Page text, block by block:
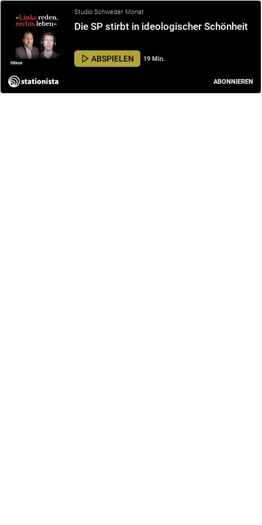
Studio Schweizer Monat
Die SP stirbt in ideologischer Schönheit
ABSPIELEN 19 Min.
ABONNIEREN